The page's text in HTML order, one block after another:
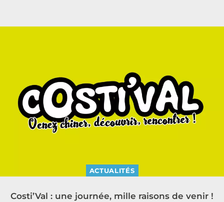
ACTUALITÉS
Costi’Val : une journée, mille raisons de venir !